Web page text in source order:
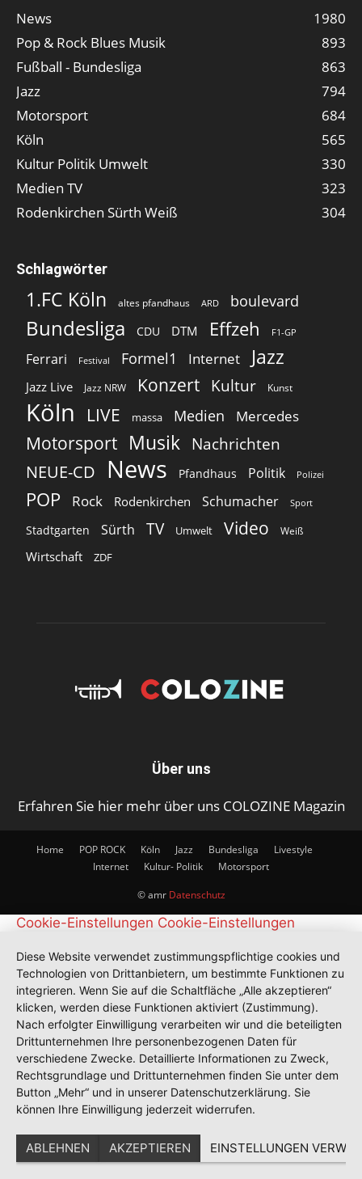
News
1980
Pop & Rock Blues Musik
893
Fußball - Bundesliga
863
Jazz
794
Motorsport
684
Köln
565
Kultur Politik Umwelt
330
Medien TV
323
Rodenkirchen Sürth Weiß
304
Schlagwörter
1.FC Köln altes pfandhaus ARD boulevard
Bundesliga CDU DTM Effzeh F1-GP
Ferrari Festival Formel1 Internet Jazz
Jazz Live Jazz NRW Konzert Kultur Kunst
Köln LIVE massa Medien Mercedes
Motorsport Musik Nachrichten
NEUE-CD
News Pfandhaus Politik Polizei
POP Rock Rodenkirchen Schumacher Sport
Stadtgarten Sürth TV Umwelt Video Weiß
Wirtschaft ZDF
Über uns
Erfahren Sie hier mehr über uns COLOZINE Magazin
Home POP ROCK Köln Jazz Bundesliga
Livestyle
Internet
Kultur- Politik Motorsport
© amr Datenschutz
Cookie-Einstellungen Cookie-Einstellungen
Diese Website verwendet zustimmungspflichtige cookies und
Technologien von Drittanbietern, um bestimmte Funktionen zu
integrieren. Wenn Sie auf die Schaltfläche „Alle akzeptieren“
klicken, werden diese Funktionen aktiviert (Zustimmung).
Nach erfolgter Einwilligung verarbeiten wir und die beteiligten
Drittunternehmen Ihre personenbezogenen Daten für
verschiedene Zwecke. Detaillierte Informationen zu Zweck,
Rechtsgrundlage und Drittunternehmen finden Sie unter dem
Button „Mehr“ und in unserer Datenschutzerklärung. Sie
können Ihre Einwilligung jederzeit widerrufen.
ABLEHNEN AKZEPTIEREN EINSTELLUNGEN